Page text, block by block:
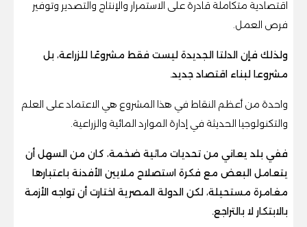
اقتصادية متكاملة قادرة على الاستمرار والإنتاج والتصدير وتوفير
فرص العمل.
ولذلك فإن الدلتا الجديدة ليست فقط مشروعًا للزراعة، بل
مشروعا لبناء اقتصاد جديد.
واحدة من أعظم النقاط في هذا المشروع هي الاعتماد على العلم
والتكنولوجيا الحديثة في إدارة الموارد المائية والزراعية.
ففي بلد يعاني من تحديات مائية ضخمة، كان من السهل أن
يتعامل البعض مع فكرة استصلاح ملايين الأفدنة باعتبارها
مغامرة مستحيلة، لكن الدولة المصرية اختارت أن تواجه الأزمة
بالابتكار لا بالتراجع.